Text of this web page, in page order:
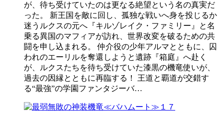
が、待ち受けていたのは更なる絶望という名の真実だ
った。 新王国を敵に回し、孤独な戦いへ身を投じるか
迷うルクスの元へ『キルゾレイク・ファミリー』と名
乗る異国のマフィアが訪れ、世界改変を破るための共
闘を申し込まれる。 仲介役の少年アルマとともに、囚
われのエーリルを奪還しようと遺跡『箱庭』へ赴く
が、ルクスたちを待ち受けていた漆黒の機竜使いが、
過去の因縁とともに再臨する！ 王道と覇道が交錯す
る“最強”の学園ファンタジーバ…